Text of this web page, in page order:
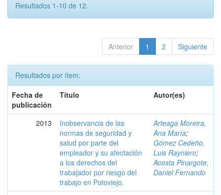
Resultados 1-10 de 12.
Anterior 1 2 Siguiente
Resultados por ítem:
Fecha de
publicación
Título Autor(es)
2013
Inobservancia de las
normas de seguridad y
salud por parte del
empleador y su afectación
a los derechos del
trabajador por riesgo del
trabajo en Potoviejo.
Arteaga Moreira,
Ana María;
Gómez Cedeño,
Luis Rayniero;
Acosta Pinargote,
Daniel Fernando